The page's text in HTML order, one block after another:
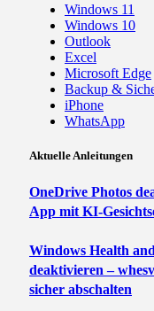
Windows 11
Windows 10
Outlook
Excel
Microsoft Edge
Backup &
iPhone
WhatsApp
Aktuelle Anleitungen
OneDrive Photos
App mit KI-
Windows Health
deaktivieren –
sicher abschalten